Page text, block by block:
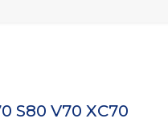
S80 V70 XC70